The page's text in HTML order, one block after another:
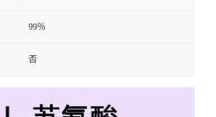
99％
否